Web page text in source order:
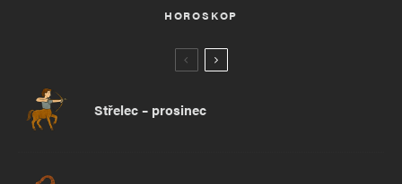
HOROSKOP
Střelec – prosinec